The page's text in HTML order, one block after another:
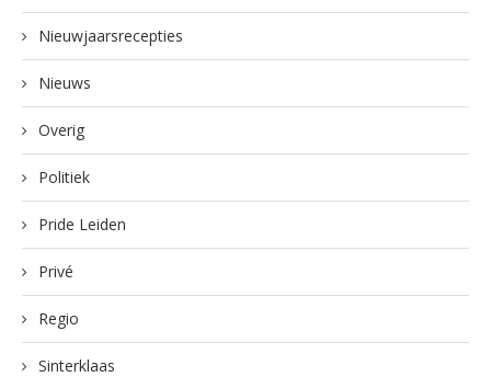
Nieuwjaarsrecepties
Nieuws
Overig
Politiek
Pride Leiden
Privé
Regio
Sinterklaas